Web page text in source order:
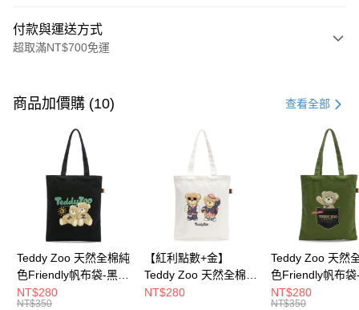
付款與運送方式
超取滿NT$700免運
信用卡一次付款
超商取貨付款
Apple Pay
街口支付
大哥付你分期
相關說明
商品加價購 (10) 查看全部
Teddy Zoo 天然全棉純
色Friendly帆布袋-黑色
(TZB107)
NT$280
NT$350
【紅利點數+金】
Teddy Zoo 天然全棉純
色Friendly帆布袋-白色
NT$280
Teddy Zoo 天然
色Friendly帆布袋
色(TZB107)
NT$280
NT$350